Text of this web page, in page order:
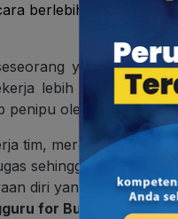
berlebihan
yang
lebih keras
penipu oleh orang lain.
tim, mereka perlu
sehingga bisa
diri yang tinggi?
for Businessdari